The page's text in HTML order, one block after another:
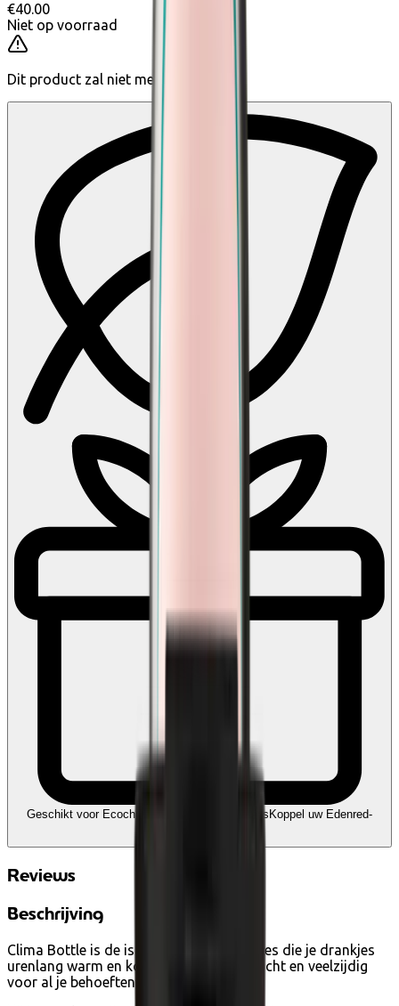
€40.00
Niet op voorraad
Dit product zal niet meer te koop zijn
Geschikt voor Ecocheques en Cadeaucheques Koppel uw Edenred-
Reviews
Beschrijving
Clima Bottle is de isothermische waterfles die je drankjes
urenlang warm en koud houdt, lichtgewicht en veelzijdig
voor al je behoeften.